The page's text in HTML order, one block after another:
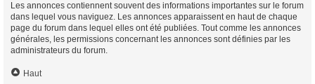
Les annonces contiennent souvent des informations importantes sur le forum
dans lequel vous naviguez. Les annonces apparaissent en haut de chaque
page du forum dans lequel elles ont été publiées. Tout comme les annonces
générales, les permissions concernant les annonces sont définies par les
administrateurs du forum.
Haut